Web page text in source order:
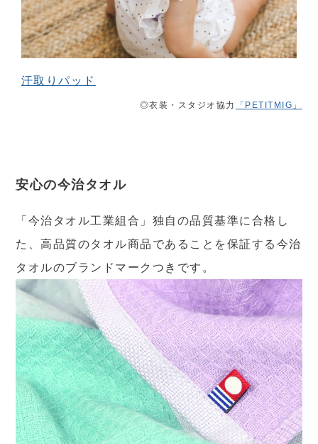
汗取りパッド
◎衣装・スタジオ協力 「PETITMIG」
安心の今治タオル
「今治タオル工業組合」独自の品質基準に合格し
た、高品質のタオル商品であることを保証する今治
タオルのブランドマークつきです。